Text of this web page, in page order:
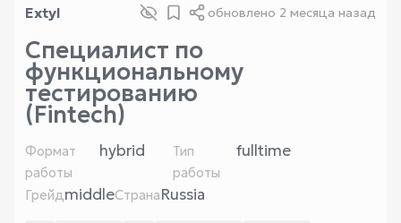
Extyl обновлено 2 месяца назад
Специалист по
функциональному
тестированию
(Fintech)
Формат
работы
hybrid
Тип
работы
fulltime
ГрейдmiddleСтранаRussia